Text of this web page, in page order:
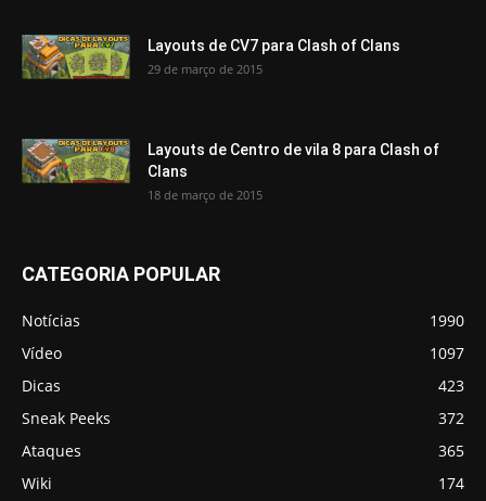
Layouts de CV7 para Clash of Clans
29 de março de 2015
Layouts de Centro de vila 8 para Clash of
Clans
18 de março de 2015
CATEGORIA POPULAR
Notícias
1990
Vídeo
1097
Dicas
423
Sneak Peeks
372
Ataques
365
Wiki
174